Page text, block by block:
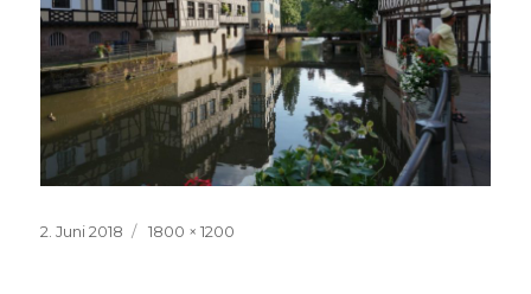
Veröffentlicht
2. Juni 2018
Volle
1800 × 1200